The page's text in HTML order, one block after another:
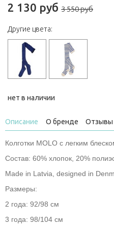
2 130 руб 3 550 руб
Другие цвета:
нет в наличии
Описание О бренде Отзывы
Колготки MOLO с легким
Состав: 60% хлопок, 20%
Made in Latvia, designed in
Размеры:
2 года: 92/98 см
3 года: 98/104 см